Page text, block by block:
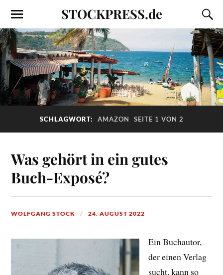
STOCKPRESS.de
SCHLAGWORT: AMAZON SEITE 1 VON 2
Was gehört in ein gutes
Buch-Exposé?
WOLFGANG STOCK 24. AUGUST 2022
Ein Buchautor,
der einen Verlag
sucht, kann so